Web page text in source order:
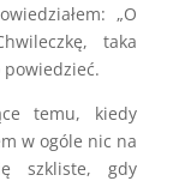
„O
taka
temu, kiedy
w ogóle nic na
szkliste, gdy